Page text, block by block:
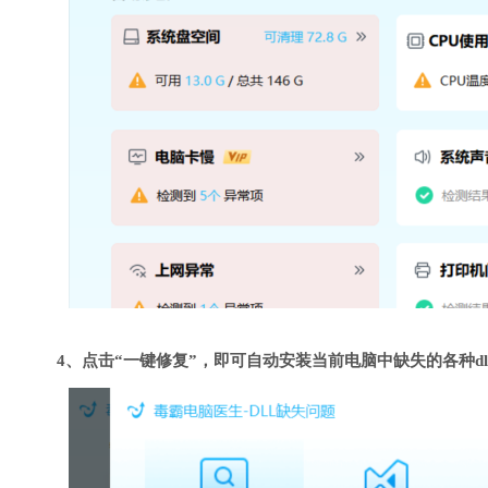
4、点击“一键修复”，即可自动安装当前电脑中缺失的各种